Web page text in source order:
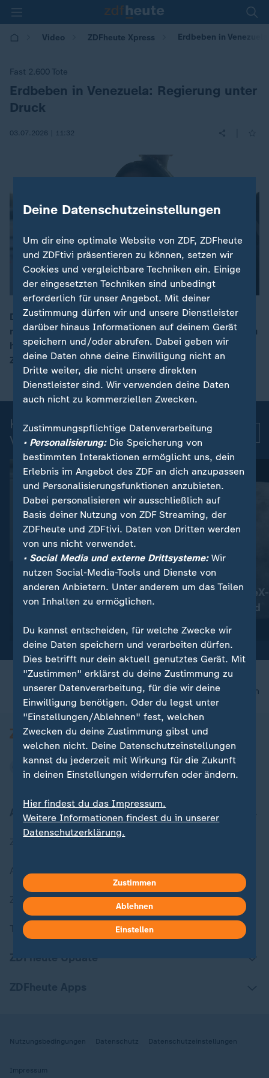
Video ZDFheute Xpress Erdbeben in
Fast 2.600 Tote
:Erdbeben in Venezuela: Regierung unter
Druck
03.07.2026 | 11:32
00:13
Die Bevölkerung wirft der Regierung in Venezuela vor,
nach den schweren Erdbeben unzureichend reagiert zu
haben. Fast 2.600 Menschen kamen dabei ums Leben,
Zehntausende werden noch vermisst.
Kurznachrichten: Aktuelle
Videos
Betäubungsmittel im Blut?:
CDU-Politiker Bareiß nimmt
Auszeit
Video
Vorfall im Weltall
Teil von
offenbar Mond
Video 0:58
nach oben
Aktuell bei ZDFheute
Aktuelle Sendungs-Videos
ZDFheute Stories
Themen im Überblick
ZDFheute Update
Nutzungsbedingungen Datenschutz Datenschutzeinstellungen
Impressum
Deine Datenschutzeinstellungen
Um dir eine optimale Website von ZDF, ZDFheute
und ZDFtivi präsentieren zu können, setzen wir
Cookies und vergleichbare Techniken ein. Einige
der eingesetzten Techniken sind unbedingt
erforderlich für unser Angebot. Mit deiner
Zustimmung dürfen wir und unsere Dienstleister
darüber hinaus Informationen auf deinem Gerät
speichern und/oder abrufen. Dabei geben wir
deine Daten ohne deine Einwilligung nicht an
Dritte weiter, die nicht unsere direkten
Dienstleister sind. Wir verwenden deine Daten
auch nicht zu kommerziellen Zwecken.
Zustimmungspflichtige Datenverarbeitung
• Personalisierung:Die Speicherung von
bestimmten Interaktionen ermöglicht uns, dein
Erlebnis im Angebot des ZDF an dich anzupassen
und Personalisierungsfunktionen anzubieten.
Dabei personalisieren wir ausschließlich auf
Basis deiner Nutzung von ZDF Streaming, der
ZDFheute und ZDFtivi. Daten von Dritten werden
von uns nicht verwendet.
• Social Media und externe Drittsysteme:Wir
nutzen Social-Media-Tools und Dienste von
anderen Anbietern. Unter anderem um das Teilen
von Inhalten zu ermöglichen.
Du kannst entscheiden, für welche Zwecke wir
deine Daten speichern und verarbeiten dürfen.
Dies betrifft nur dein aktuell genutztes Gerät. Mit
"Zustimmen" erklärst du deine Zustimmung zu
unserer Datenverarbeitung, für die wir deine
Einwilligung benötigen. Oder du legst unter
"Einstellungen/Ablehnen" fest, welchen
Zwecken du deine Zustimmung gibst und
welchen nicht. Deine Datenschutzeinstellungen
kannst du jederzeit mit Wirkung für die Zukunft
in deinen Einstellungen widerrufen oder ändern.
Hier findest du das Impressum.
Weitere Informationen findest du in unserer
Datenschutzerklärung.
Zustimmen
Ablehnen
Einstellen